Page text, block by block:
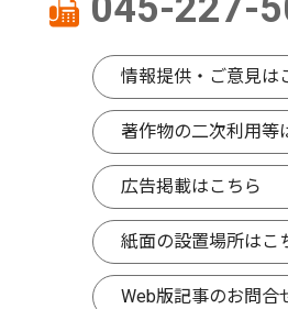
情報提供・ご意見は
著作物の二次利用等
広告掲載はこちら
紙面の設置場所はこ
Web版記事のお問合